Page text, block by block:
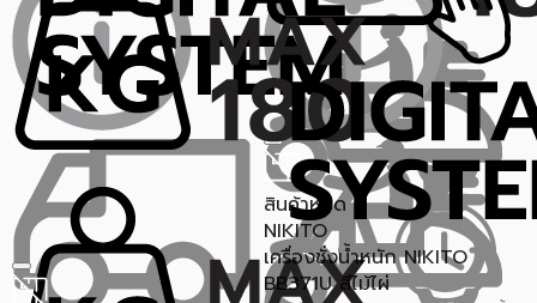
สินค้าหมด
NIKITO
เครื่องชั่งน้ำหนัก NIKITO
BB371U สีไม้ไผ่